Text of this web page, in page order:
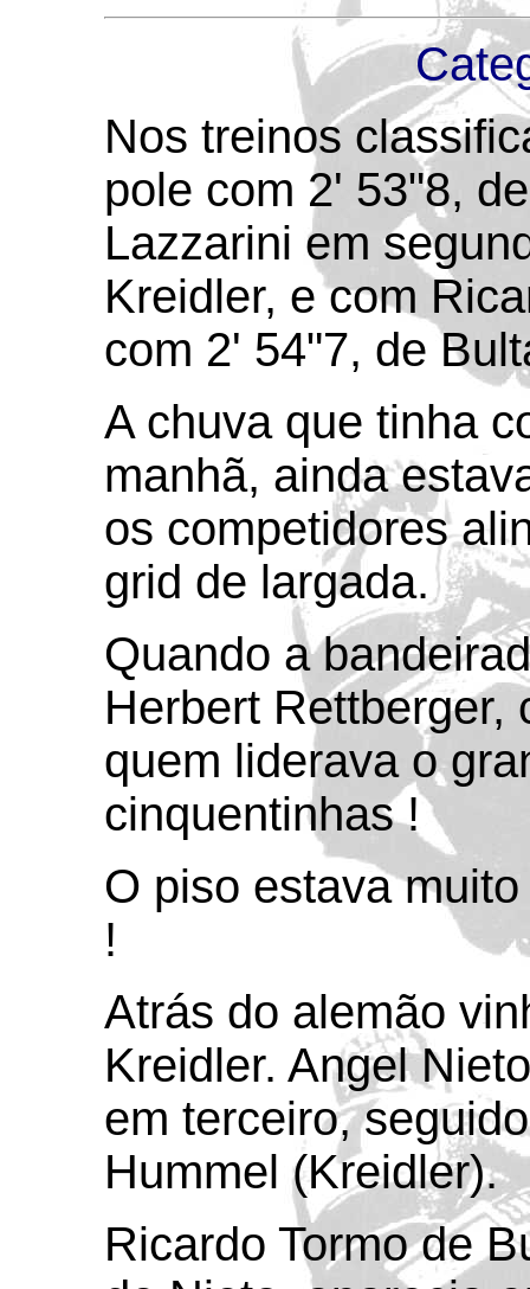
Nos treinos
pole com 2' 53"8,
Lazzarini em
Kreidler, e com
com 2' 54"7, de
A chuva que tinha
manhã, ainda
os competidores
grid de largada.
Quando a
Herbert Rettberger,
quem liderava o
cinquentinhas !
O piso estava
!
Atrás do alemão
Kreidler. Angel
em terceiro,
Hummel (Kreidler).
Ricardo Tormo de